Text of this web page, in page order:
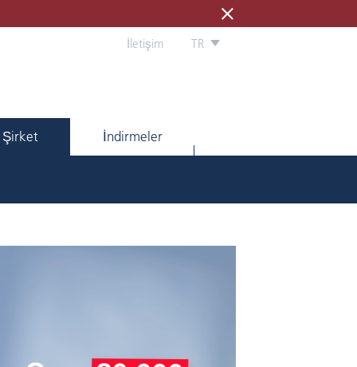
İletişim TR
Şirket İndirmeler